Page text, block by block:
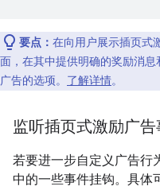
要点： 在向用户展示插页式
面，在其中提供明确的奖励消
广告的选项。 了解详情。
监听插页式激励广
若要进一步自定义广告行
中的一些事件挂钩。具体